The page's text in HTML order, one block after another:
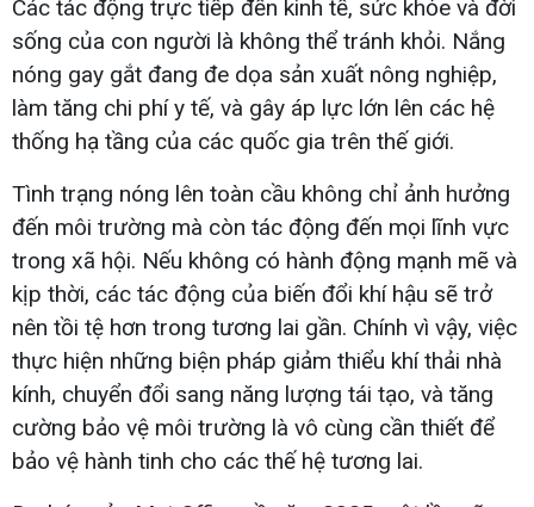
Các tác động trực tiếp đến kinh tế, sức khỏe và đời
sống của con người là không thể tránh khỏi. Nắng
nóng gay gắt đang đe dọa sản xuất nông nghiệp,
làm tăng chi phí y tế, và gây áp lực lớn lên các hệ
thống hạ tầng của các quốc gia trên thế giới.
Tình trạng nóng lên toàn cầu không chỉ ảnh hưởng
đến môi trường mà còn tác động đến mọi lĩnh vực
trong xã hội. Nếu không có hành động mạnh mẽ và
kịp thời, các tác động của biến đổi khí hậu sẽ trở
nên tồi tệ hơn trong tương lai gần. Chính vì vậy, việc
thực hiện những biện pháp giảm thiểu khí thải nhà
kính, chuyển đổi sang năng lượng tái tạo, và tăng
cường bảo vệ môi trường là vô cùng cần thiết để
bảo vệ hành tinh cho các thế hệ tương lai.